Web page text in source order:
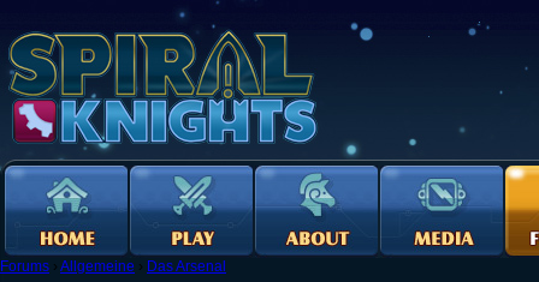
Forums › Allgemeine › Das Arsenal